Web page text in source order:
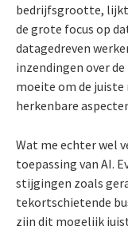
bedrijfsgrootte, lijkt
de grote focus op
datagedreven
inzendingen over
moeite om de
herkenbare
Wat me echter wel
toepassing van AI.
stijgingen zoals
tekortschietende
zijn dit mogelijk